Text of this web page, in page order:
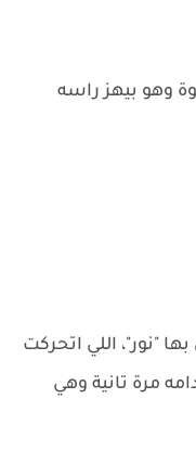
وهو بيهز راسه
"نور"، اللي اتحركت
مرة تانية وهي